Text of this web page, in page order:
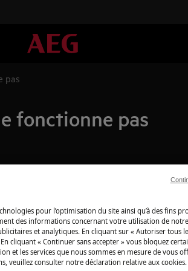
pas
fonctionne pas
Boutique en
Pour profiter
découvrez tous
produits
besoins, du
pour l’optimisation du site ainsi qu’à des fins
des informations concernant votre utilisation de
et analytiques. En cliquant sur « Autoriser tous
cliquant « Continuer sans accepter » vous bloquez
et les services que nous sommes en mesure de vous
veuillez consulter notre déclaration relative aux cookies.